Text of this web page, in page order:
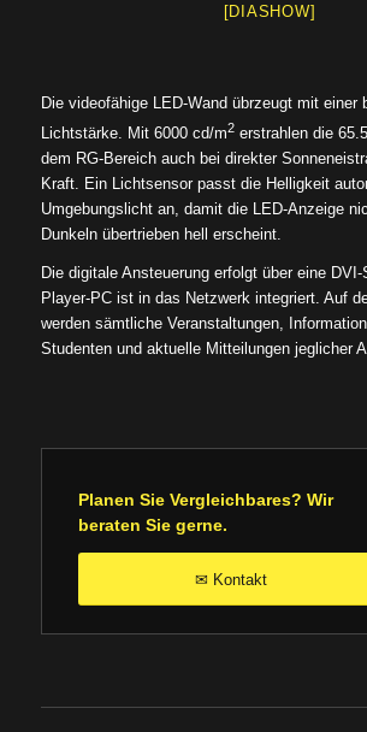
[DIASHOW]
Die videofähige LED-Wand übrzeugt mit einer
Lichtstärke. Mit 6000 cd/m2erstrahlen die
dem RG-Bereich auch bei direkter
Kraft. Ein Lichtsensor passt die Helligkeit
Umgebungslicht an, damit die LED-Anzeige
Dunkeln übertrieben hell erscheint.
Die digitale Ansteuerung erfolgt über eine
Player-PC ist in das Netzwerk integriert. Auf
werden sämtliche Veranstaltungen,
Studenten und aktuelle Mitteilungen jeglicher
Planen Sie Vergleichbares? Wir
beraten Sie gerne.
✉ Kontakt